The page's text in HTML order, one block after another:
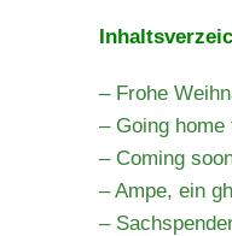
– Frohe
– Going
– Coming
– Ampe, ein
–